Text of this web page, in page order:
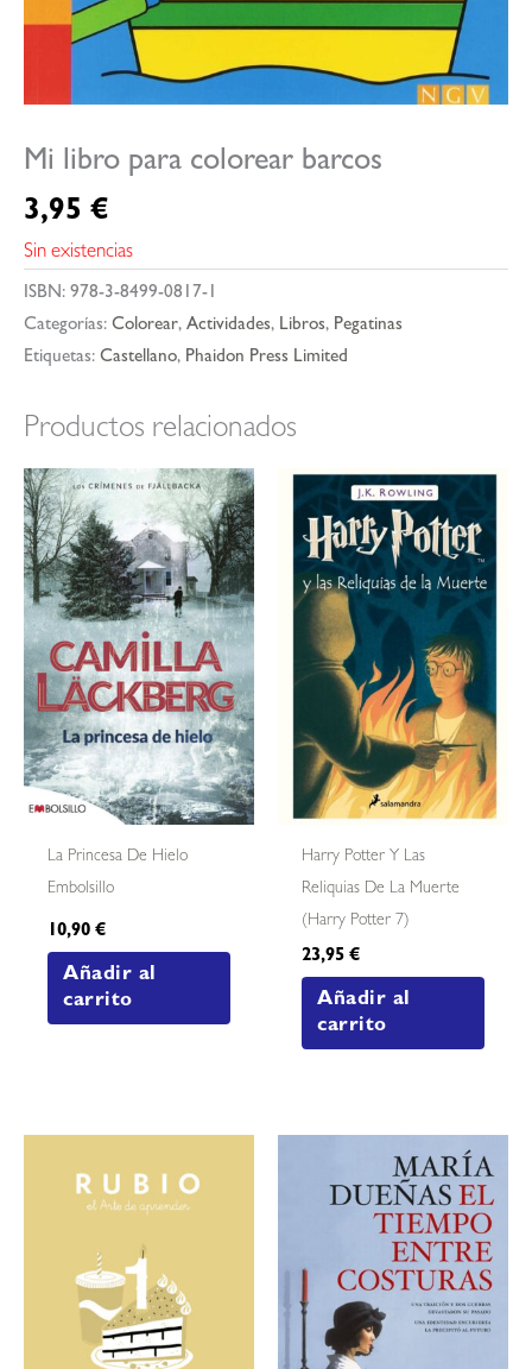
Mi libro para colorear barcos
3,95 €
Sin existencias
ISBN: 978-3-8499-0817-1
Categorías: Colorear, Actividades, Libros, Pegatinas
Etiquetas: Castellano, Phaidon Press Limited
Productos relacionados
La Princesa De Hielo
Embolsillo
10,90€
Añadir al
carrito
Harry Potter Y Las
Reliquias De La Muerte
(harry Potter 7)
23,95€
Añadir al
carrito